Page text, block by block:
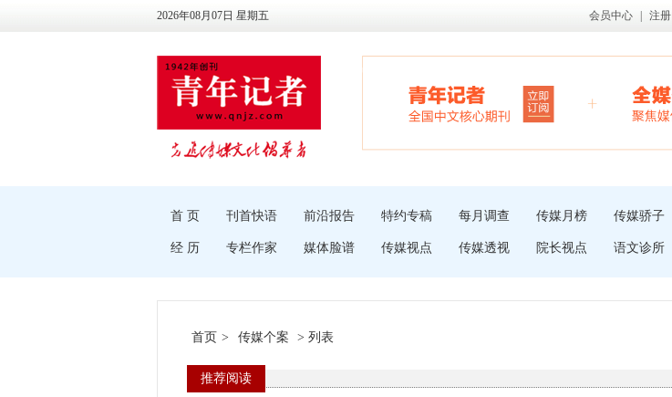
2026年08月07日 星期五 会员中心 注册
首 页 刊首快语 前沿报告 特约专稿 每月调查 传媒月榜 传媒骄子
经 历 专栏作家 媒体脸谱 传媒视点 传媒透视 院长视点 语文诊所
首页 > 传媒个案 > 列表
推荐阅读